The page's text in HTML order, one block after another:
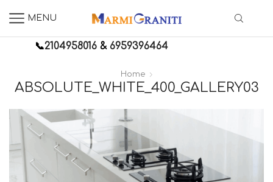
MENU
📞2104958016 &6959396464
Home
ABSOLUTE_WHITE_400_GALLERY03